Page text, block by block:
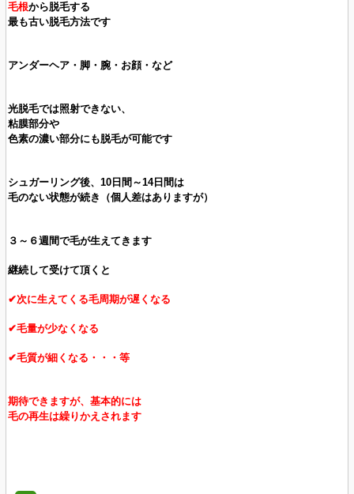
毛根から脱毛する
最も古い脱毛方法です
アンダーヘア・脚・腕・お顔・など
光脱毛では照射できない、
粘膜部分や
色素の濃い部分にも脱毛が可能です
シュガーリング後、10日間～14日間は
毛のない状態が続き（個人差はありますが）
３～６週間で毛が生えてきます
継続して受けて頂くと
✔次に生えてくる毛周期が遅くなる
✔毛量が少なくなる
✔毛質が細くなる・・・等
期待できますが、基本的には
毛の再生は繰りかえされます